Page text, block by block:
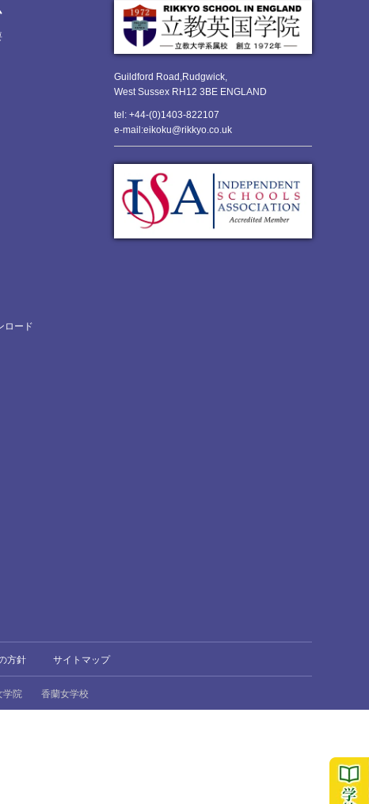
Guildford Road,Rudgwick,
West Sussex RH12 3BE ENGLAND
tel: +44-(0)1403-822107
e-mail:eikoku@rikkyo.co.uk
ロード
方針 サイトマップ
学院 香蘭女学校